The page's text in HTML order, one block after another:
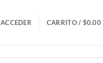
ACCEDER CARRITO / $0.00